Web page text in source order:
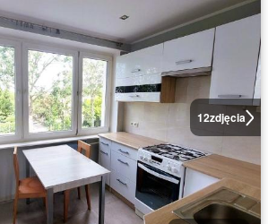
12zdjęcia